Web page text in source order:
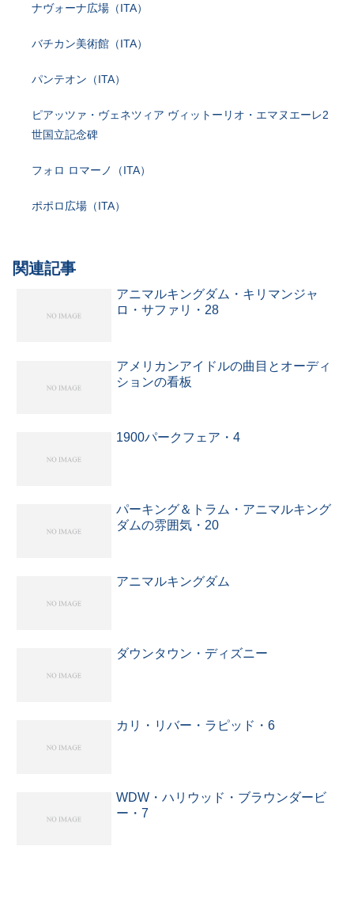
ナヴォーナ広場（ITA）
バチカン美術館（ITA）
パンテオン（ITA）
ピアッツァ・ヴェネツィア ヴィットーリオ・エマヌエーレ2
世国立記念碑
フォロ ロマーノ（ITA）
ポポロ広場（ITA）
関連記事
アニマルキングダム・キリマンジャ
ロ・サファリ・28
アメリカンアイドルの曲目とオーディ
ションの看板
1900パークフェア・4
パーキング＆トラム・アニマルキング
ダムの雰囲気・20
アニマルキングダム
ダウンタウン・ディズニー
カリ・リバー・ラピッド・6
WDW・ハリウッド・ブラウンダービ
ー・7